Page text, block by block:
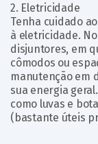
2. Eletricidade
Tenha cuidado
à eletricidade.
disjuntores, em
cômodos ou
manutenção em
sua energia
como luvas e
(bastante úteis